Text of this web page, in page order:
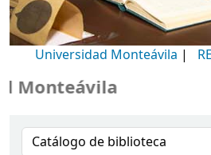
Universidad Monteávila |